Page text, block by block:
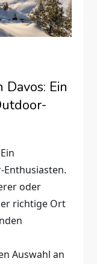
Ein
oder
richtige Ort
Auswahl an